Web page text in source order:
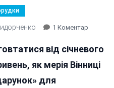
1 КоментарДо
Кишень
Вінничан
від січневого
як мерія Вінниці
для